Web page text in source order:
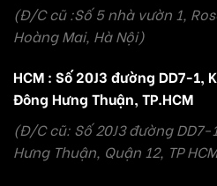
(Đ/C cũ :Số 5 nhà vườn 1,
Hoàng Mai, Hà Nội)
HCM : Số 20J3 đường DD7-1,
Đông Hưng Thuận, TP.HCM
(Đ/C cũ: Số 20J3 đường DD7-
Hưng Thuận, Quận 12, TP